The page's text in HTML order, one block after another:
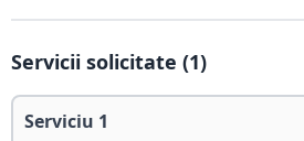
Servicii solicitate (1)
Serviciu 1